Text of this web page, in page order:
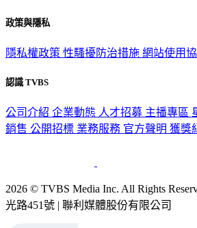
政策與隱私
隱私權政策 性騷擾防治措施 網站使用
認識 TVBS
公司介紹 企業動態 人才招募 主播專區
銷售 公開招標 業務服務 官方聲明 獲獎
2026 © TVBS Media Inc. All Rights
光路451號 | 聯利媒體股份有限公司